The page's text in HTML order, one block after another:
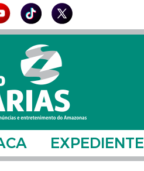
EXPEDIENTE